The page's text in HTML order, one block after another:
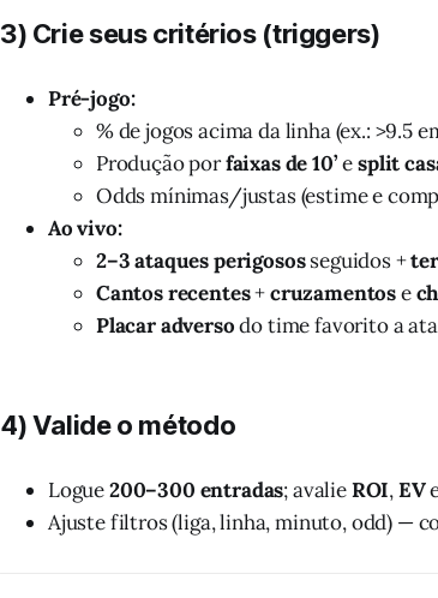
3) Crie seus critérios (triggers)
Pré-jogo:
% de jogos acima da linha (ex.: >9.5
Produção porfaixas de 10’esplit
Odds mínimas/justas (estime e
Ao vivo:
2–3 ataques perigososseguidos +
Cantos recentes+cruzamentose
Placar adversodo time favorito a
4) Valide o método
Logue200–300 entradas; avalieROI,EV
Ajuste filtros (liga, linha, minuto, odd) —